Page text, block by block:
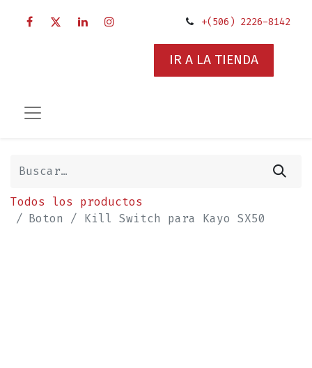
+(506) 2226-8142
IR A LA TIENDA
Todos los productos
Boton / Kill Switch para Kayo SX50